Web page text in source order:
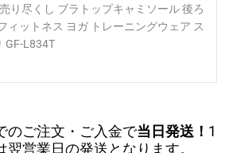
り尽くし ブラトップキャミソール 後ろ
ィットネス ヨガ トレーニングウェア ス
GF-L834T
のご注文・ご入金で当日発送！ 1
営業日の発送となります。